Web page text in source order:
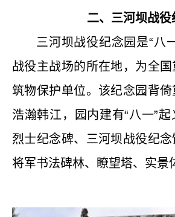
二、三河坝战役
三河坝战役纪念园是“八
战役主战场的所在地，为全
筑物保护单位。该纪念园背
浩瀚韩江，园内建有“八一”
烈士纪念碑、三河坝战役纪念
将军书法碑林、瞭望塔、实景